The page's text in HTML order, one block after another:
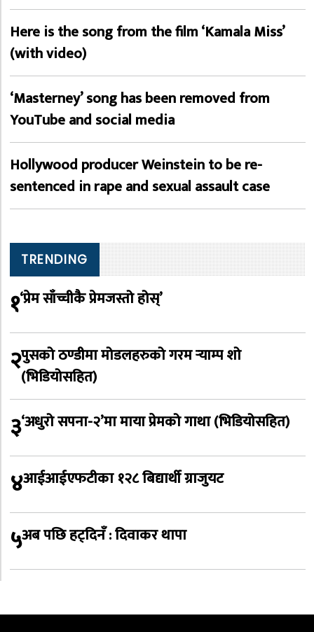
Here is the song from the film ‘Kamala Miss’
(with video)
‘Masterney’ song has been removed from
YouTube and social media
Hollywood producer Weinstein to be re-
sentenced in rape and sexual assault case
TRENDING
१‘प्रेम साँच्चीकै प्रेमजस्तो होस्’
२पुसको ठण्डीमा मोडलहरुको गरम र्‍याम्प शो
(भिडियोसहित)
३‘अधुरो सपना-२’मा माया प्रेमको गाथा (भिडियोसहित)
४आईआईएफटीका १२८ बिद्यार्थी ग्राजुयट
५अब पछि हट्दिनँ : दिवाकर थापा